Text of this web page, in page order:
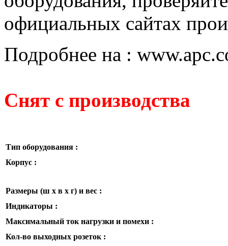
официальных сайтах
Подробнее на :
Снят с производства
Тип оборудования :
Корпус :
Размеры (ш x в x г) и вес :
Индикаторы :
Максимальный ток нагрузки и помехи :
Кол-во выходных розеток :